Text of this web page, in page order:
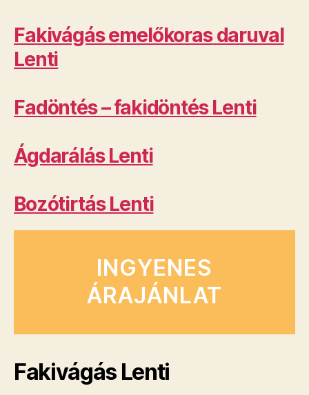
Fakivágás emelőkoras daruval
Lenti
Fadöntés – fakidöntés Lenti
Ágdarálás Lenti
Bozótirtás Lenti
INGYENES
ÁRAJÁNLAT
Fakivágás Lenti